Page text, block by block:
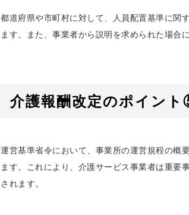
都道府県や市町村に対して、人員配置基準に関
ます。また、事業者から説明を求められた場合
介護報酬改定のポイン
運営基準省令において、事業所の運営規程の概
ます。これにより、介護サービス事業者は重要
されます。